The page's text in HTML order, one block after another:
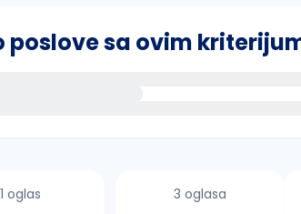
poslove sa ovim
1 oglas 3 oglasa